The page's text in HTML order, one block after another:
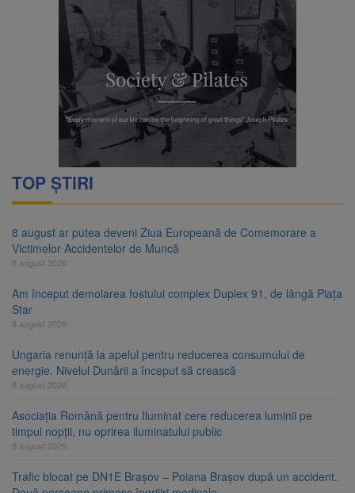
TOP ȘTIRI
8 august ar putea deveni Ziua Europeană de Comemorare a
Victimelor Accidentelor de Muncă
8 august 2026
Am început demolarea fostului complex Duplex 91, de lângă Piața
Star
8 august 2026
Ungaria renunță la apelul pentru reducerea consumului de
energie. Nivelul Dunării a început să crească
8 august 2026
Asociația Română pentru Iluminat cere reducerea luminii pe
timpul nopții, nu oprirea iluminatului public
8 august 2026
Trafic blocat pe DN1E Brașov – Poiana Brașov după un accident.